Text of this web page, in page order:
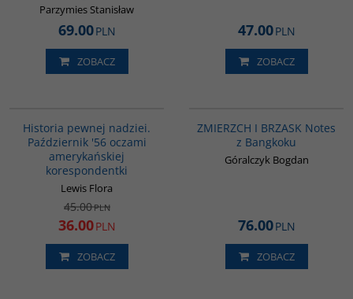
Parzymies Stanisław
69.00PLN
ZOBACZ
47.00PLN
ZOBACZ
Historia pewnej nadziei.
Październik '56 oczami
amerykańskiej
korespondentki
Lewis Flora
45.00PLN
36.00PLN
ZOBACZ
ZMIERZCH I BRZASK Notes
z Bangkoku
Góralczyk Bogdan
76.00PLN
ZOBACZ